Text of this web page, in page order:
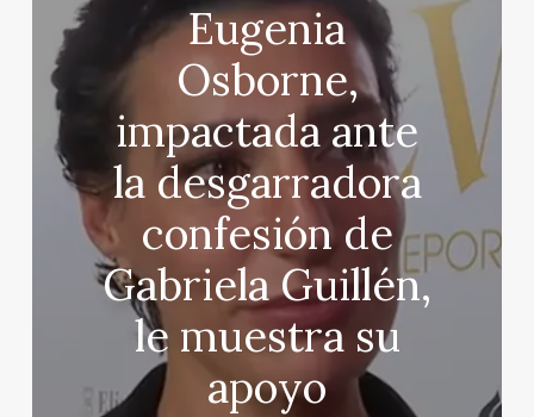
Eugenia
Osborne,
impactada ante
la desgarradora
confesión de
Gabriela Guillén,
le muestra su
apoyo